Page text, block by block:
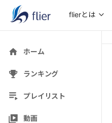
flierとは
ホーム
ランキング
プレイリスト
動画